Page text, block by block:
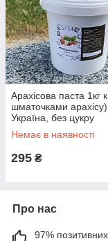
Арахісова паста 1кг
шматочками арахісу),
Україна, без цукру
Немає в наявності
295 ₴
Про нас
97% позитивних